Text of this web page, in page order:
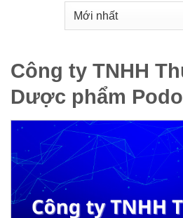
Công ty TNHH
Dược phẩm